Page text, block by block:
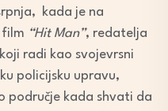
kada je na
film “Hit Man”, redatelja
radi kao svojevrsni
policijsku upravu,
područje kada shvati da